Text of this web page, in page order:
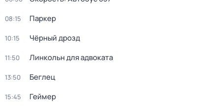
08:15 Паркер
10:15 Чёрный дрозд
11:50 Линкольн для адвоката
13:50 Беглец
15:45 Геймер